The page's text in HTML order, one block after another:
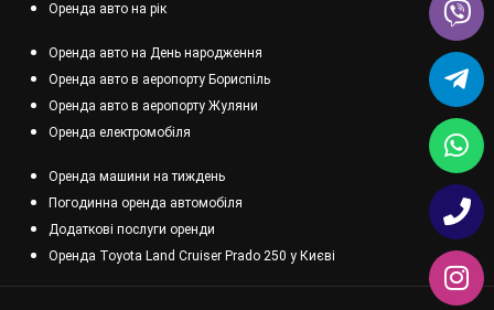
Оренда авто на рік
Оренда авто на День народження
Оренда авто в аеропорту Бориспіль
Оренда авто в аеропорту Жуляни
Оренда електромобіля
Оренда машини на тиждень
Погодинна оренда автомобіля
Додаткові послуги оренди
Оренда Toyota Land Cruiser Prado 250 у Києві